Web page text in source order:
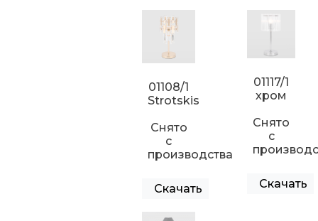
01108/1
Strotskis
Снято
с
производства
Скачать
01117/1
хром
Снято
с
Скачать